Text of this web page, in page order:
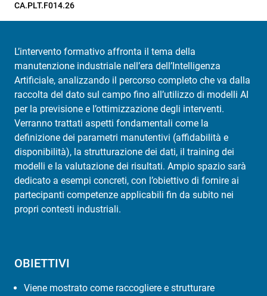
CA.PLT.F014.26
L’intervento formativo affronta il tema della
manutenzione industriale nell’era dell’Intelligenza
Artificiale, analizzando il percorso completo che va dalla
raccolta del dato sul campo fino all’utilizzo di modelli AI
per la previsione e l’ottimizzazione degli interventi.
Verranno trattati aspetti fondamentali come la
definizione dei parametri manutentivi (affidabilità e
disponibilità), la strutturazione dei dati, il training dei
modelli e la valutazione dei risultati. Ampio spazio sarà
dedicato a esempi concreti, con l’obiettivo di fornire ai
partecipanti competenze applicabili fin da subito nei
propri contesti industriali.
OBIETTIVI
Viene mostrato come raccogliere e strutturare